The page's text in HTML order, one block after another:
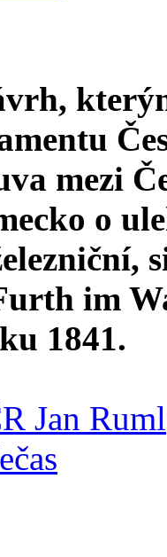
mezi
o
im
1841.
Jan Ruml